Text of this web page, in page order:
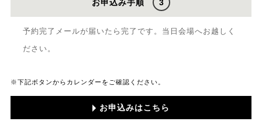
お申込み手順 3
予約完了メールが届いたら完了です。当日会場へお越しく
ださい。
※下記ボタンからカレンダーをご確認ください。
お申込みはこちら